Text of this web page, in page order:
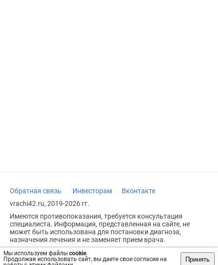
Мы используем файлы cookie.
Продолжая использовать сайт, вы даете свое согласие на
Принять
Обратная связь Инвесторам
Вконтакте
vrachi42.ru, 2019-2026 гг.
Имеются противопоказания, требуется консультация
специалиста. Информация, представленная на сайте, не
может быть использована для постановки диагноза,
назначения лечения и не заменяет прием врача.
Возрастное ограничение: 18+